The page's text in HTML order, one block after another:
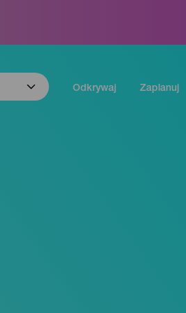
Odkrywaj Zaplanuj